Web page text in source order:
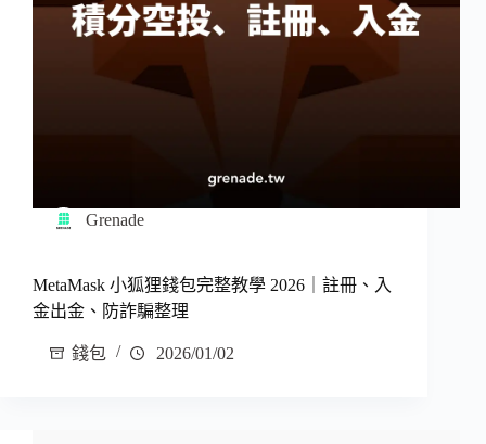
Grenade
MetaMask 小狐狸錢包完整教學 2026｜註冊、入
金出金、防詐騙整理
錢包 2026/01/02